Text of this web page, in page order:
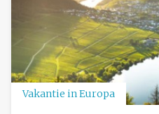
Vakantie in Europa